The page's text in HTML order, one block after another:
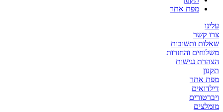
מפת אתר
עלינו
צרו קשר
שאלות ותשובות
משלוחים והחזרות
הצהרת נגישות
תקנון
מפת אתר
דילדואים
ויברטורים
מומלצים